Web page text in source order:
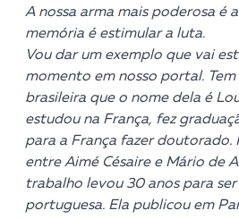
A nossa arma mais poderosa é
memória é estimular a luta.
Vou dar um exemplo que vai
momento em nosso portal.
brasileira que o nome dela é
estudou na França, fez
para a França fazer doutorado.
entre Aimé Césaire e Mário de
trabalho levou 30 anos para
portuguesa. Ela publicou em